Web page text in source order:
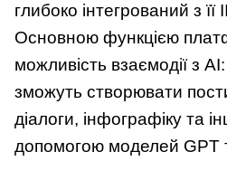
глибоко інтегрований з її
Основною функцією
можливість взаємодії з
зможуть створювати
діалоги, інфографіку та
допомогою моделей GPT